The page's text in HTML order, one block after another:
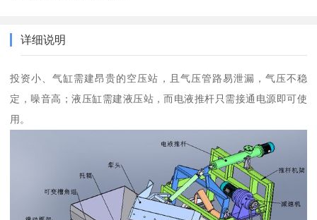
详细说明
投资小、气缸需建昂贵的空压站，且气压管路易泄漏，气压不稳
定，噪音高；液压缸需建液压站，而电液推杆只需接通电源即可使
用。